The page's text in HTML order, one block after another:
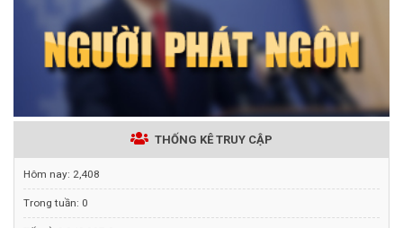
THỐNG KÊ TRUY CẬP
Hôm nay: 2,408
Trong tuần: 0